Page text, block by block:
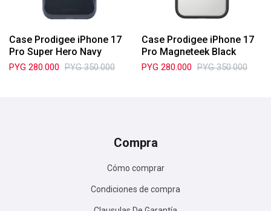
Case Prodigee iPhone 17
Pro Super Hero Navy
PYG 280.000 PYG 350.000
Case Prodigee iPhone 17
Pro Magneteek Black
PYG 280.000 PYG 350.000
Compra
Cómo comprar
Condiciones de compra